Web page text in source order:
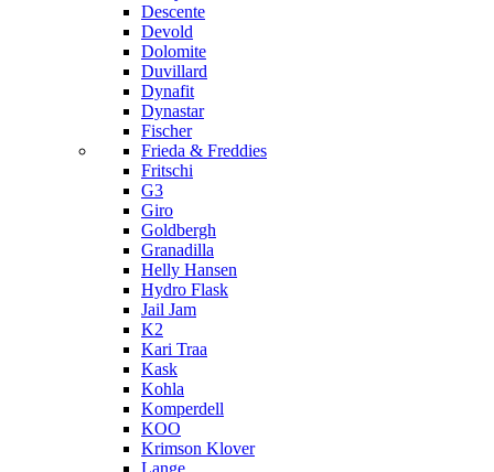
Descente
Devold
Dolomite
Duvillard
Dynafit
Dynastar
Fischer
Frieda & Freddies
Fritschi
G3
Giro
Goldbergh
Granadilla
Helly Hansen
Hydro Flask
Jail Jam
K2
Kari Traa
Kask
Kohla
Komperdell
KOO
Krimson Klover